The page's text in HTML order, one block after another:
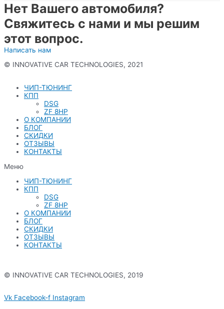
Нет Вашего автомобиля?
Свяжитесь с нами и мы решим
этот вопрос.
Написать нам
© INNOVATIVE CAR TECHNOLOGIES, 2021
ЧИП-ТЮНИНГ
КПП
DSG
ZF 8HP
О КОМПАНИИ
БЛОГ
СКИДКИ
ОТЗЫВЫ
КОНТАКТЫ
Меню
ЧИП-ТЮНИНГ
КПП
DSG
ZF 8HP
О КОМПАНИИ
БЛОГ
СКИДКИ
ОТЗЫВЫ
КОНТАКТЫ
© INNOVATIVE CAR TECHNOLOGIES, 2019
Vk Facebook-f Instagram